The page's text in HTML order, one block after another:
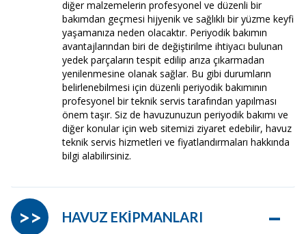
diğer malzemelerin profesyonel ve düzenli bir
bakımdan geçmesi hijyenik ve sağlıklı bir yüzme keyfi
yaşamanıza neden olacaktır. Periyodik bakımın
avantajlarından biri de değiştirilme ihtiyacı bulunan
yedek parçaların tespit edilip arıza çıkarmadan
yenilenmesine olanak sağlar. Bu gibi durumların
belirlenebilmesi için düzenli periyodik bakımının
profesyonel bir teknik servis tarafından yapılması
önem taşır. Siz de havuzunuzun periyodik bakımı ve
diğer konular için web sitemizi ziyaret edebilir, havuz
teknik servis hizmetleri ve fiyatlandırmaları hakkında
bilgi alabilirsiniz.
HAVUZ EKİPMANLARI –
>>